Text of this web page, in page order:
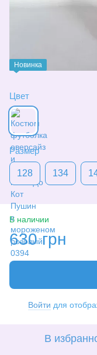
Новинка
Цвет
Размер
128 134
В наличии
630 грн
Войти для
В